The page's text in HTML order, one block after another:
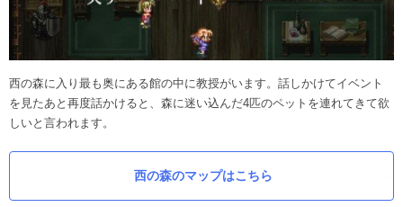
西の森に入り最も奥にある館の中に教授がいます。話しかけてイベント
を見たあと再度話かけると、森に迷い込んだ4匹のペットを連れてきて欲
しいと言われます。
西の森のマップはこちら